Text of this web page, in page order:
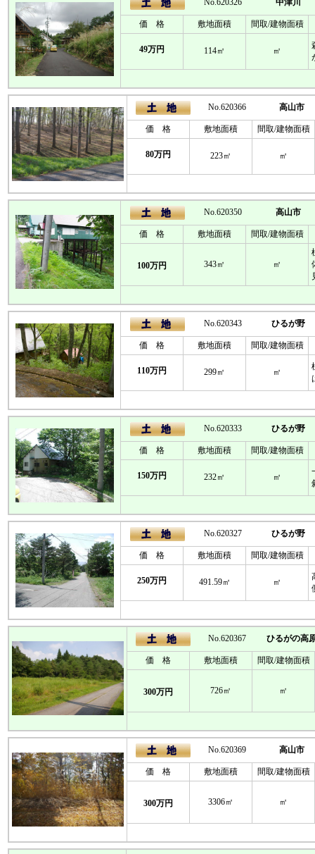
No.620326 中津川
価 格 敷地面積 間取/建物面積
49万円 114㎡ ㎡
No.620366 高山市
価 格 敷地面積 間取/建物面積
80万円 223㎡ ㎡
No.620350 高山市
価 格 敷地面積 間取/建物面積
100万円 343㎡ ㎡
No.620343 ひるが野
価 格 敷地面積 間取/建物面積
110万円 299㎡ ㎡
No.620333 ひるが野
価 格 敷地面積 間取/建物面積
150万円 232㎡ ㎡
No.620327 ひるが野
価 格 敷地面積 間取/建物面積
250万円 491.59㎡ ㎡
No.620367 ひるがの高
価 格 敷地面積 間取/建物面積
300万円 726㎡ ㎡
No.620369 高山市
価 格 敷地面積 間取/建物面積
300万円 3306㎡ ㎡